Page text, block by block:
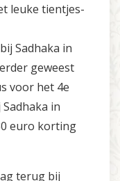
leuke tientjes-
Sadhaka in
geweest
voor het 4e
in
euro korting
terug bij